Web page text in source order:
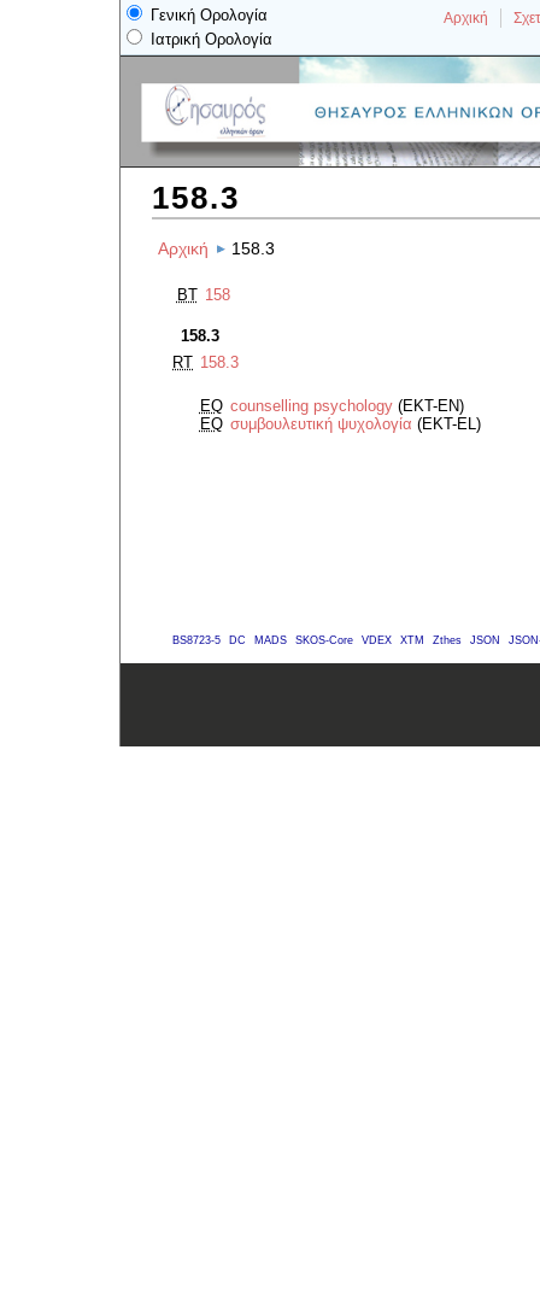
Γενική Ορολογία
Ιατρική Ορολογία
Αρχική
158.3
Αρχική 158.3
BT 158
158.3
RT 158.3
EQ counselling psychology(EKT-EN)
EQ συμβουλευτική ψυχολογία (EKT-EL)
BS8723-5 DC MADS SKOS-Core VDEX XTM Zthes JSON